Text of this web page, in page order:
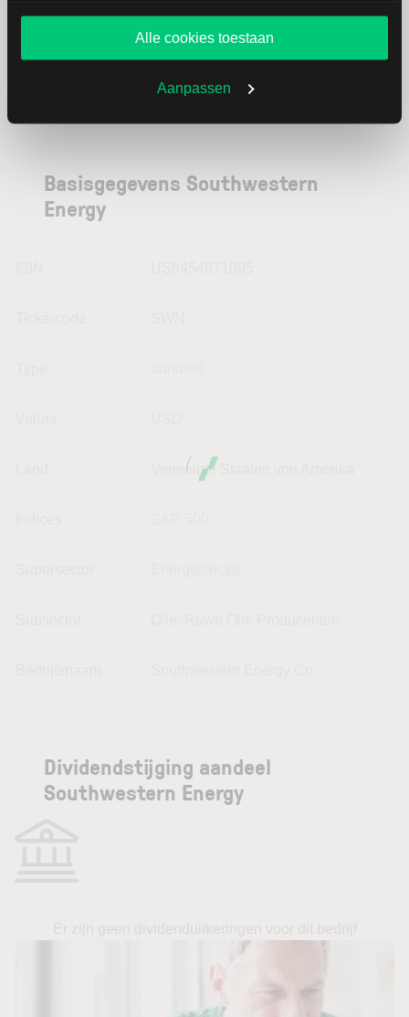
website blijft gebruiken.
Alle cookies toestaan
Aanpassen
Basisgegevens Southwestern
Energy
Vereinigte Staaten von Amerika
Dividendstijging aandeel
Southwestern Energy